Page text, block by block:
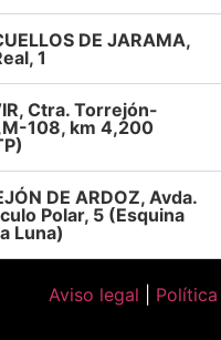
DE JARAMA,
1
Ctra. Torrejón-
108, km 4,200
DE ARDOZ, Avda.
Polar, 5 (Esquina
Luna)
Aviso legal